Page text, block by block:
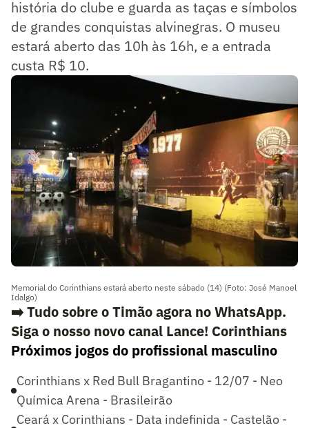
história do clube e guarda as taças e símbolos
de grandes conquistas alvinegras. O museu
estará aberto das 10h às 16h, e a entrada
custa R$ 10.
Memorial do Corinthians estará aberto neste sábado (14) (Foto: José Manoel
Idalgo)
➡️ Tudo sobre o Timão agora no WhatsApp.
Siga o nosso novo canal Lance! Corinthians
Próximos jogos do profissional masculino
Corinthians x Red Bull Bragantino - 12/07 - Neo
Química Arena - Brasileirão
Ceará x Corinthians - Data indefinida - Castelão -